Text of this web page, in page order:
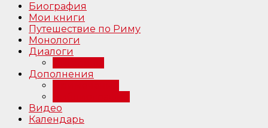
Биография
Мои книги
Путешествие по Риму
Монологи
Диалоги
Дополнения
Видео
Календарь